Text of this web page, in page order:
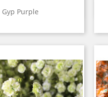
Gyp Purple
Vista rápida